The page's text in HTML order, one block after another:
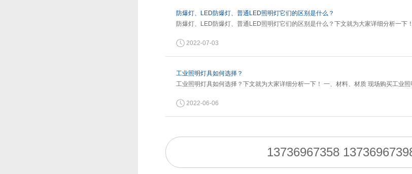
防爆灯、LED防爆灯、普通LED照明灯它们的区别是什么？
防爆灯、LED防爆灯、普通LED照明灯它们的区别是什么？下文就为大家详细分析一下
2022-07-03
工业照明灯具如何选择？
工业照明灯具如何选择？下文就为大家详细分析一下！ 一、材料、材质 现场购买工业
2022-06-06
13736967358